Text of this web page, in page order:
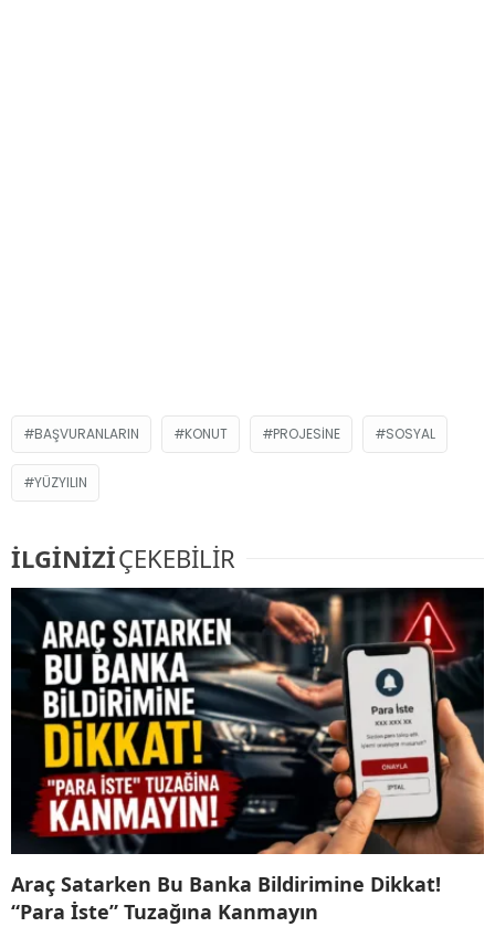
BAŞVURANLARIN KONUT PROJESINE SOSYAL
YÜZYILIN
İLGİNİZİÇEKEBİLİR
Araç Satarken Bu Banka Bildirimine Dikkat!
“Para İste” Tuzağına Kanmayın